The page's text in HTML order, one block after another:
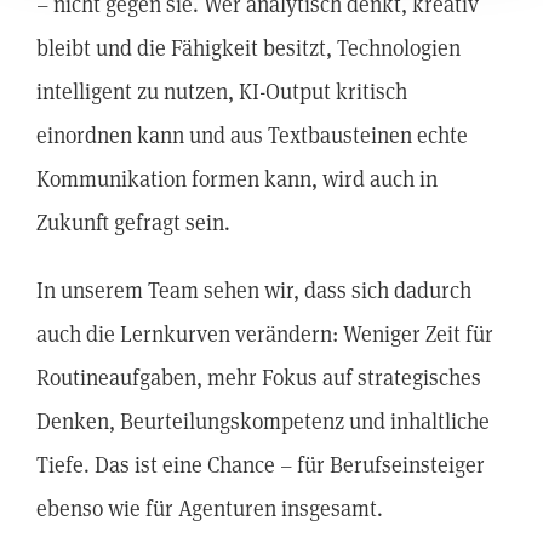
bleibt und die Fähigkeit besitzt, Technologien
intelligent zu nutzen, KI-Output kritisch
einordnen kann und aus Textbausteinen echte
Kommunikation formen kann, wird auch in
Zukunft gefragt sein.
In unserem Team sehen wir, dass sich dadurch
auch die Lernkurven verändern: Weniger Zeit für
Routineaufgaben, mehr Fokus auf strategisches
Denken, Beurteilungskompetenz und inhaltliche
Tiefe. Das ist eine Chance – für Berufseinsteiger
ebenso wie für Agenturen insgesamt.